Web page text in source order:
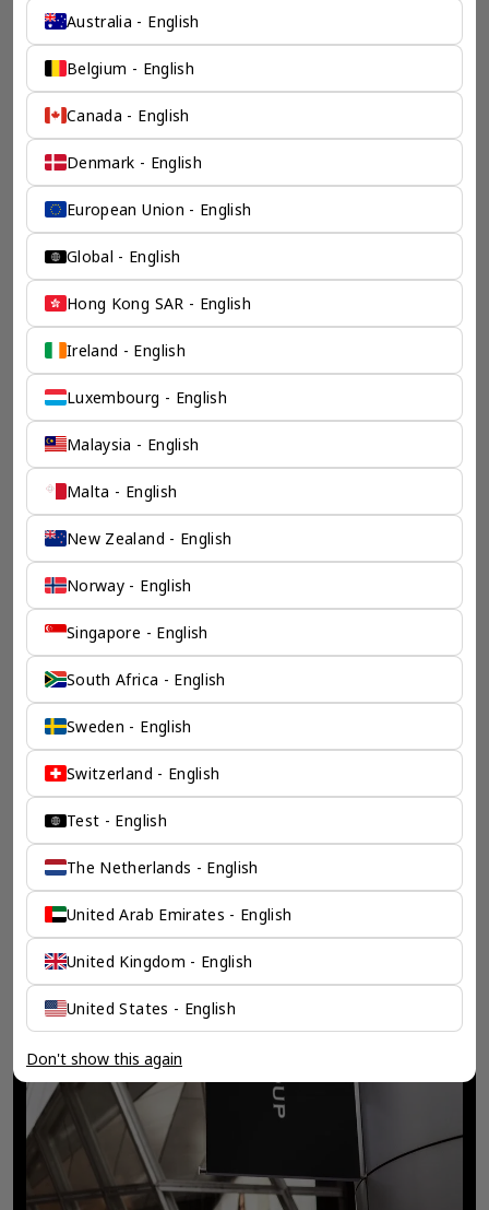
chevron_left
一个全服务咨询公司为您
保驾护航
奕资环球是您值得信赖的海外合作伙伴。我们是香港伦敦奕资
咨询有限公司的零售咨询部门，这是一家总部位于香港的全球
咨询机构，接触世界50个市场，约占全球GDP的72%。
凭借其战略优势，我们可以将客户与全球市场的机遇联系起
来，并为21个行业的客户提供服务。
了解香港伦敦奕资咨询有限公司 >
Australia - English
Belgium - English
Canada - English
Denmark - English
European Union - English
Global - English
Hong Kong SAR - English
Ireland - English
Luxembourg - English
Malaysia - English
Malta - English
New Zealand - English
Norway - English
Singapore - English
South Africa - English
Sweden - English
Switzerland - English
Test - English
The Netherlands - English
United Arab Emirates - English
United Kingdom - English
United States - English
Don't show this again